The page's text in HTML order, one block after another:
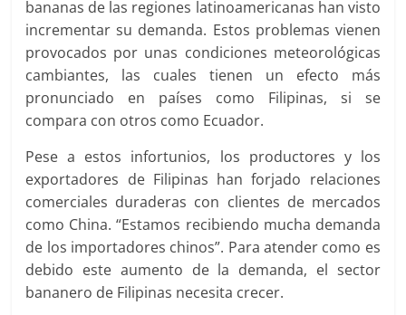
bananas de las regiones latinoamericanas han visto
incrementar su demanda. Estos problemas vienen
provocados por unas condiciones meteorológicas
cambiantes, las cuales tienen un efecto más
pronunciado en países como Filipinas, si se
compara con otros como Ecuador.
Pese a estos infortunios, los productores y los
exportadores de Filipinas han forjado relaciones
comerciales duraderas con clientes de mercados
como China. “Estamos recibiendo mucha demanda
de los importadores chinos”. Para atender como es
debido este aumento de la demanda, el sector
bananero de Filipinas necesita crecer.